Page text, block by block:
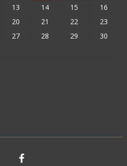
13 14 15
16
20 21 22
23
27 28 29
30